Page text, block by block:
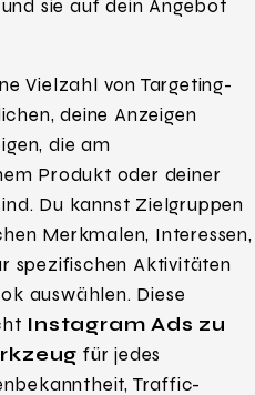
sie auf dein Angebot
Vielzahl von Targeting-
deine Anzeigen
die am
Produkt oder deiner
Du kannst Zielgruppen
Merkmalen, Interessen,
spezifischen Aktivitäten
auswählen. Diese
Instagram Ads zu
für jedes
Traffic-